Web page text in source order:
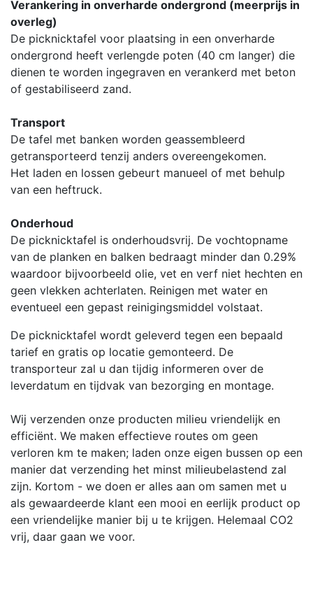
Verankering in onverharde ondergrond (meerprijs in
overleg)
De picknicktafel voor plaatsing in een onverharde
ondergrond heeft verlengde poten (40 cm langer) die
dienen te worden ingegraven en verankerd met beton
of gestabiliseerd zand.
Transport
De tafel met banken worden geassembleerd
getransporteerd tenzij anders overeengekomen.
Het laden en lossen gebeurt manueel of met behulp
van een heftruck.
Onderhoud
De picknicktafel is onderhoudsvrij. De vochtopname
van de planken en balken bedraagt minder dan 0.29%
waardoor bijvoorbeeld olie, vet en verf niet hechten en
geen vlekken achterlaten. Reinigen met water en
eventueel een gepast reinigingsmiddel volstaat.
De picknicktafel wordt geleverd tegen een bepaald
tarief en gratis op locatie gemonteerd. De
transporteur zal u dan tijdig informeren over de
leverdatum en tijdvak van bezorging en montage.
Wij verzenden onze producten milieu vriendelijk en
efficiënt. We maken effectieve routes om geen
verloren km te maken; laden onze eigen bussen op een
manier dat verzending het minst milieubelastend zal
zijn. Kortom - we doen er alles aan om samen met u
als gewaardeerde klant een mooi en eerlijk product op
een vriendelijke manier bij u te krijgen. Helemaal CO2
vrij, daar gaan we voor.